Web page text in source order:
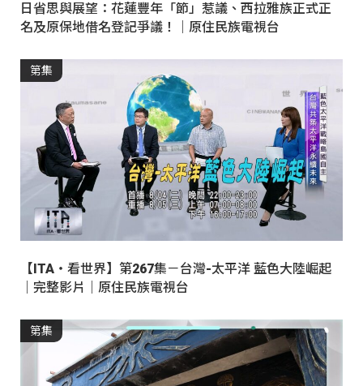
日省思與展望：花蓮豐年「節」惹議、西拉雅族正式正
名及原保地借名登記爭議！｜原住民族電視台
第集
【ITA・看世界】第267集－台灣-太平洋 藍色大陸崛起
｜完整影片｜原住民族電視台
第集